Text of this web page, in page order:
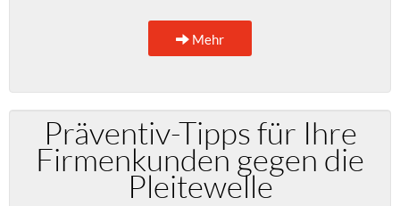
Mehr
Präventiv-Tipps für Ihre
Firmenkunden gegen die
Pleitewelle